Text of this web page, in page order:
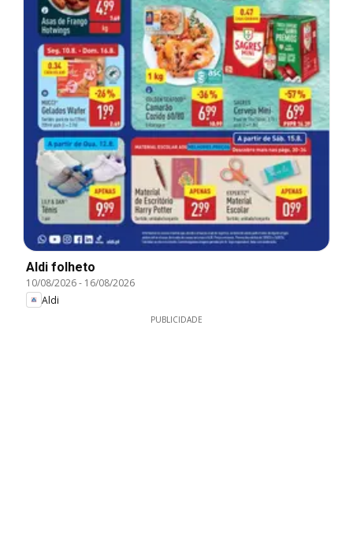
Aldi folheto
10/08/2026- 16/08/2026
Aldi
PUBLICIDADE